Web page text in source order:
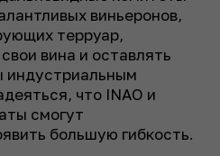
виньеронов,
терруар,
вина и оставлять
индустриальным
что INAO и
смогут
большую гибкость.